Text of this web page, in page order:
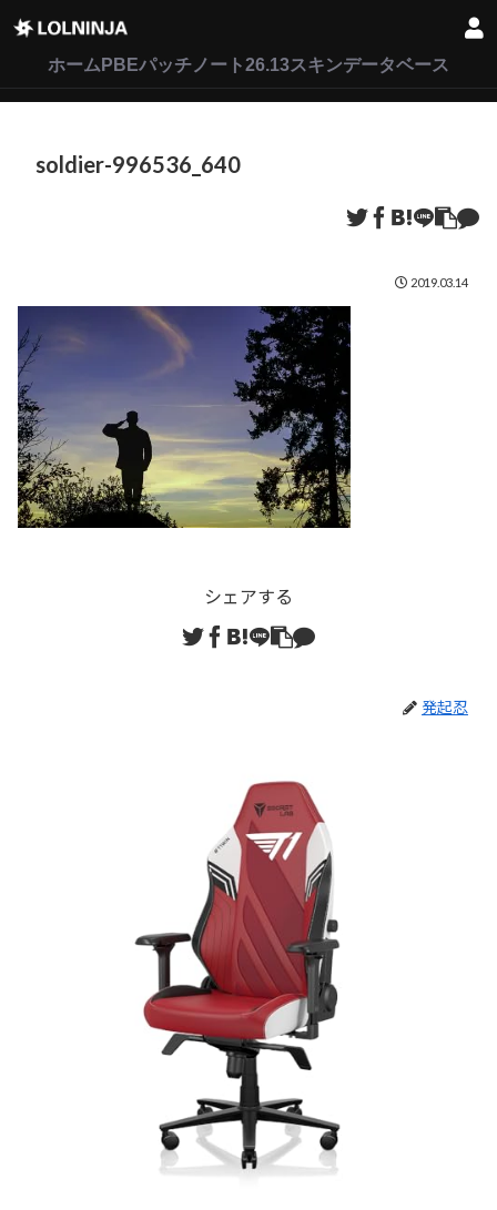
ホーム PBEパッチノート26.13スキンデータベース
soldier-996536_640
2019.03.14
シェアする
発起忍